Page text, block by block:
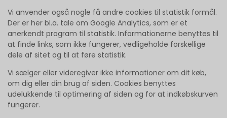
Vi anvender også nogle få andre cookies til statistik formål.
Der er her bl.a. tale om Google Analytics, som er et
anerkendt program til statistik. Informationerne benyttes til
at finde links, som ikke fungerer, vedligeholde forskellige
dele af sitet og til at føre statistik.
Vi sælger eller videregiver ikke informationer om dit køb,
om dig eller din brug af siden. Cookies benyttes
udelukkende til optimering af siden og for at indkøbskurven
fungerer.